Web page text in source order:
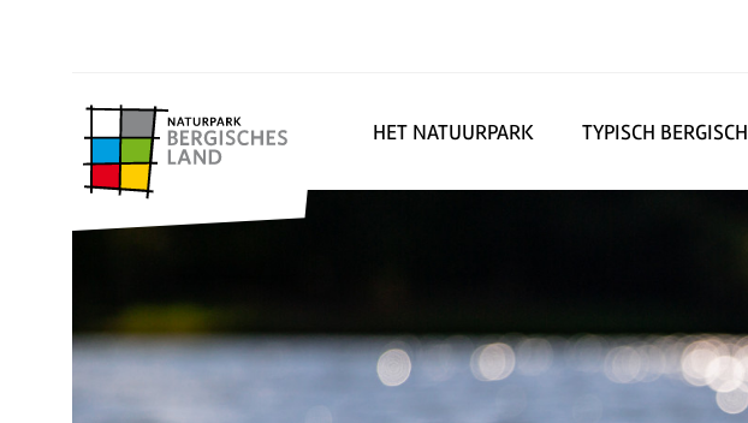
HET NATUURPARK TYPISCH BERGISCH